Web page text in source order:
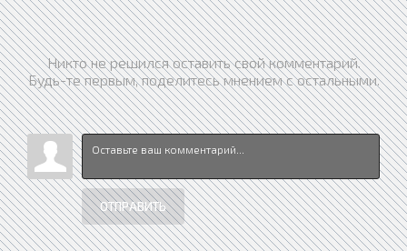
Никто не решился оставить свой комментарий.
Будь-те первым, поделитесь мнением с остальными.
ОТПРАВИТЬ